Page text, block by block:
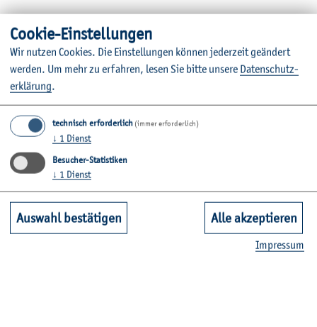
Energiesysteme im ländlichen Raum
Hier kli­cken, um ex­ter­ne In­hal­te zu laden.
Coo­kie-Ein­stel­lun­gen
Wir nut­zen Coo­kies. Die Ein­stel­lun­gen kön­nen je­der­zeit ge­än­dert
wer­den. Um mehr zu er­fah­ren, lesen Sie bitte un­se­re Da­ten­schut­z­
er­klä­rung.
technisch erforderlich (immer erforderlich)
↓ 1 Dienst
Besucher-Statistiken
↓ 1 Dienst
Auswahl bestätigen Alle akzeptieren
Im­pres­sum